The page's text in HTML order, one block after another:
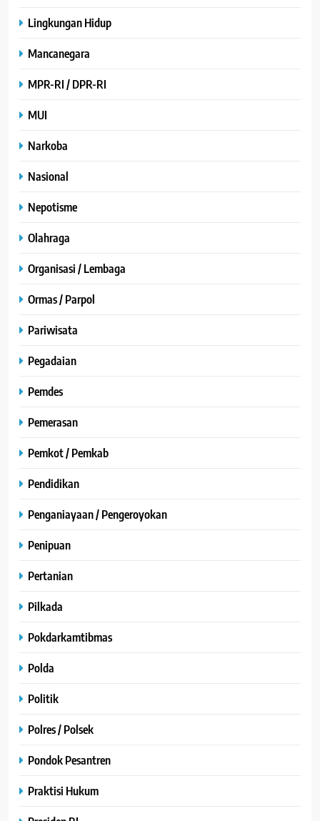
Lingkungan Hidup
Mancanegara
MPR-RI / DPR-RI
MUI
Narkoba
Nasional
Nepotisme
Olahraga
Organisasi / Lembaga
Ormas / Parpol
Pariwisata
Pegadaian
Pemdes
Pemerasan
Pemkot / Pemkab
Pendidikan
Penganiayaan / Pengeroyokan
Penipuan
Pertanian
Pilkada
Pokdarkamtibmas
Polda
Politik
Polres / Polsek
Pondok Pesantren
Praktisi Hukum